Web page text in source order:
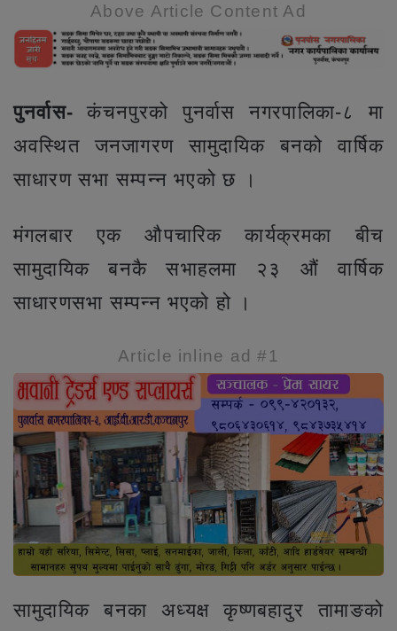
Above Article Content Ad
पुनर्वास- कंचनपुरको पुनर्वास नगरपालिका-८ मा
अवस्थित जनजागरण सामुदायिक बनको वार्षिक
साधारण सभा सम्पन्न भएको छ ।
मंगलबार एक औपचारिक कार्यक्रमका बीच
सामुदायिक बनकै सभाहलमा २३ औं वार्षिक
साधारणसभा सम्पन्न भएको हो ।
Article inline ad #1
सामुदायिक बनका अध्यक्ष कृष्णबहादुर तामाङको